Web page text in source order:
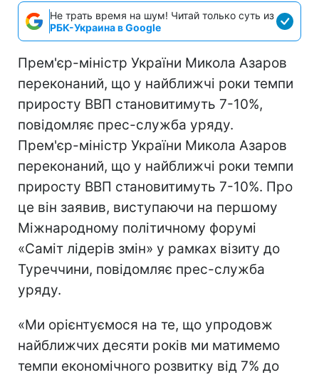
Не трать время на шум! Читай только суть из
РБК-Украина в Google
Прем'єр-міністр України Микола Азаров
переконаний, що у найближчі роки темпи
приросту ВВП становитимуть 7-10%,
повідомляє прес-служба уряду.
Прем'єр-міністр України Микола Азаров
переконаний, що у найближчі роки темпи
приросту ВВП становитимуть 7-10%. Про
це він заявив, виступаючи на першому
Міжнародному політичному форумі
«Саміт лідерів змін» у рамках візиту до
Туреччини, повідомляє прес-служба
уряду.
«Ми орієнтуємося на те, що упродовж
найближчих десяти років ми матимемо
темпи економічного розвитку від 7% до